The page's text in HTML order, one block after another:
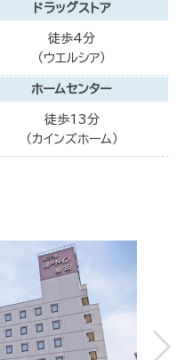
ドラッグストア
徒歩4分
（ウエルシア）
ホームセンター
徒歩13分
（カインズホーム）